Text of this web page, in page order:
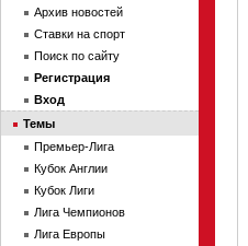
Архив новостей
Ставки на спорт
Поиск по сайту
Регистрация
Вход
Темы
Премьер-Лига
Кубок Англии
Кубок Лиги
Лига Чемпионов
Лига Европы